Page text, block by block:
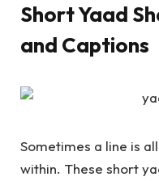
Short Yaad
and Captions
Sometimes a line is
within. These short